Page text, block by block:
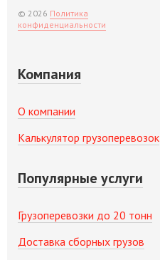
Компания
О компании
Калькулятор грузоперевозок
Популярные услуги
Грузоперевозки до 20 тонн
Доставка сборных грузов
© 2026 Политика
конфиденциальности